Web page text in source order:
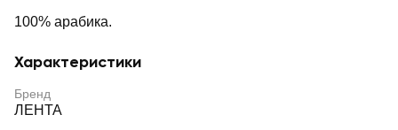
100% арабика.
Характеристики
Бренд
ЛЕНТА